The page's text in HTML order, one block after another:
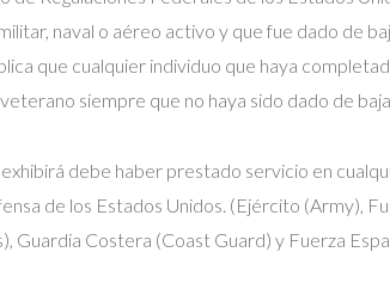
naval o aéreo activo y que fue dado de
que cualquier individuo que haya
siempre que no haya sido dado de
debe haber prestado servicio en
de los Estados Unidos. (Ejército (Army),
Guardia Costera (Coast Guard) y Fuerza